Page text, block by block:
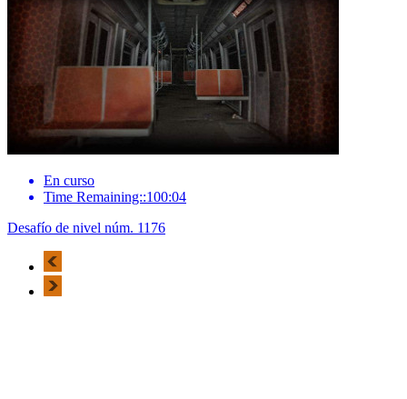
En curso
Time Remaining::100:04
Desafío de nivel núm. 1176